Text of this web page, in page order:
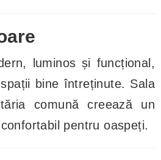
luminos și funcțional,
bine întreținute. Sala
comună creează un
pentru oaspeți.